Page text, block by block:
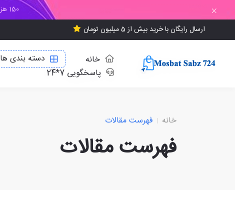
150 هزار تومان تخفیف با
ارسال رایگان با خرید بیش از 5 میلیون تومان
خانه دسته بندی ها
پاسخگویی 7*24
خانه فهرست مقالات
فهرست مقالات